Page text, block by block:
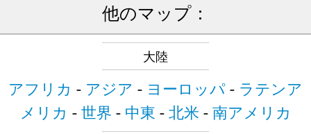
他のマップ：
大陸
アフリカ - アジア - ヨーロッパ - ラテンア
メリカ - 世界 - 中東 - 北米 - 南アメリカ